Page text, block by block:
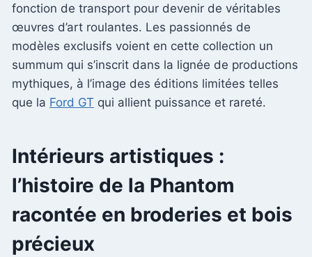
fonction de transport pour devenir de véritables
œuvres d’art roulantes. Les passionnés de
modèles exclusifs voient en cette collection un
summum qui s’inscrit dans la lignée de productions
mythiques, à l’image des éditions limitées telles
que la Ford GT qui allient puissance et rareté.
Intérieurs artistiques :
l’histoire de la Phantom
racontée en broderies et bois
précieux